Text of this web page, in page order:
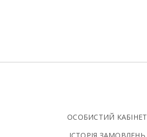
ОСОБИСТИЙ КАБІНЕТ